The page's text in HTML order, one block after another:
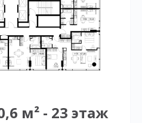
м² - 23 этаж